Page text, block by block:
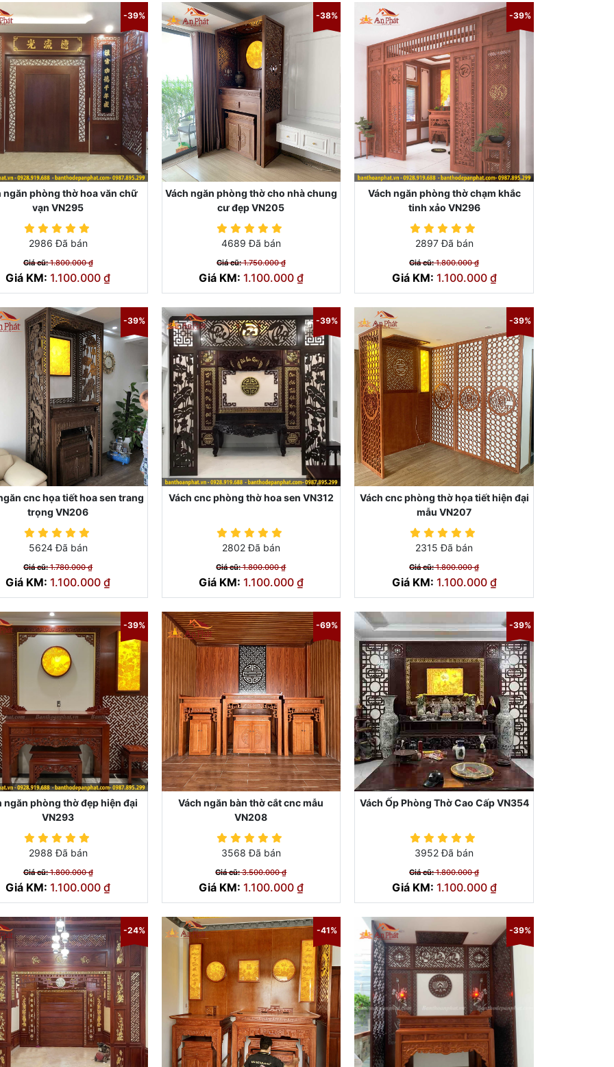
-39%
ngăn phòng thờ hoa văn chữ
vạn VN295
2986 Đã bán
Giá cũ:1.800.000 ₫
Giá KM: 1.100.000 ₫
-38%
Vách ngăn phòng thờ cho nhà chung
cư đẹp VN205
4689 Đã bán
Giá cũ:1.750.000 ₫
Giá KM: 1.100.000 ₫
-39%
Vách ngăn phòng thờ chạm khắc
tinh xảo VN296
2897 Đã bán
Giá cũ:1.800.000 ₫
Giá KM: 1.100.000 ₫
-39%
cnc họa tiết hoa sen trang
trọng VN206
5624 Đã bán
Giá cũ:1.780.000 ₫
Giá KM: 1.100.000 ₫
-39%
Vách cnc phòng thờ hoa sen VN312
2802 Đã bán
Giá cũ:1.800.000 ₫
Giá KM: 1.100.000 ₫
-39%
Vách cnc phòng thờ họa tiết hiện đại
mẫu VN207
2315 Đã bán
Giá cũ:1.800.000 ₫
Giá KM: 1.100.000 ₫
-39%
ngăn phòng thờ đẹp hiện đại
VN293
2988 Đã bán
Giá cũ:1.800.000 ₫
Giá KM: 1.100.000 ₫
-69%
Vách ngăn bàn thờ cắt cnc mẫu
VN208
3568 Đã bán
Giá cũ:3.500.000 ₫
Giá KM: 1.100.000 ₫
-39%
Vách Ốp Phòng Thờ Cao Cấp VN354
3952 Đã bán
Giá cũ:1.800.000 ₫
Giá KM: 1.100.000 ₫
-24% -41% -39%